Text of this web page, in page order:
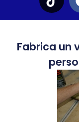
Fabrica un